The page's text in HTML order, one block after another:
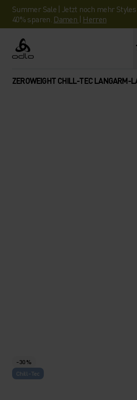
Summer Sale | Jetzt noch mehr
40% sparen. Damen | Herren
Odlo
ZEROWEIGHT CHILL-TEC LANGARM-
-30 %
Chill-Tec